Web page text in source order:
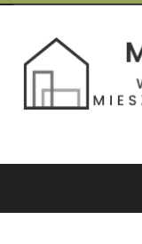
Skip
content